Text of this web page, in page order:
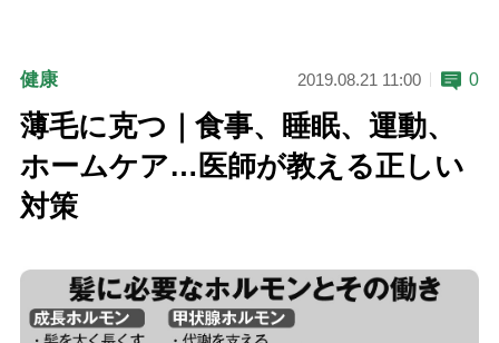
健康 2019.08.21 11:00 0
薄毛に克つ｜食事、睡眠、運動、
ホームケア…医師が教える正しい
対策